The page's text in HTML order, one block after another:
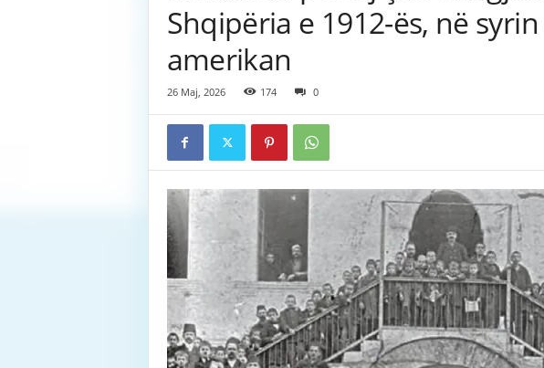
Shqipëria e 1912-ës, në
amerikan
26 Maj, 2026 174 0